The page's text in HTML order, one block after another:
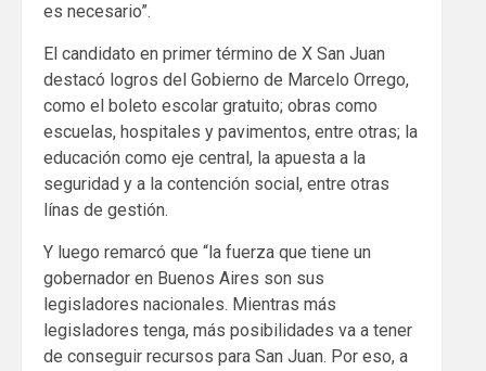
es necesario”.
El candidato en primer término de X San Juan
destacó logros del Gobierno de Marcelo Orrego,
como el boleto escolar gratuito; obras como
escuelas, hospitales y pavimentos, entre otras; la
educación como eje central, la apuesta a la
seguridad y a la contención social, entre otras
línas de gestión.
Y luego remarcó que “la fuerza que tiene un
gobernador en Buenos Aires son sus
legisladores nacionales. Mientras más
legisladores tenga, más posibilidades va a tener
de conseguir recursos para San Juan. Por eso, a